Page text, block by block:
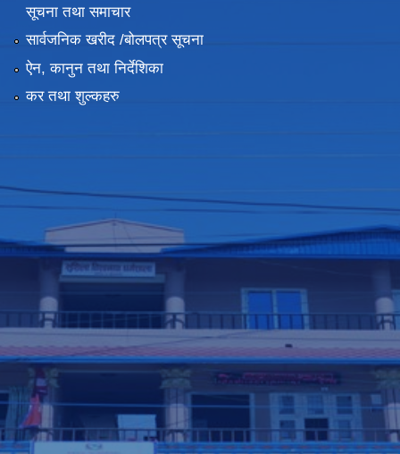
सूचना तथा समाचार
सार्वजनिक खरीद /बोलपत्र सूचना
ऐन, कानुन तथा निर्देशिका
कर तथा शुल्कहरु